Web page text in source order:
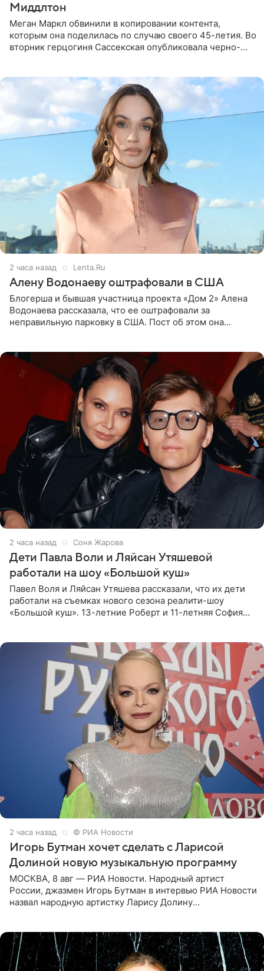
Миддлтон
Меган Маркл обвинили в копировании контента,
которым она поделилась по случаю своего 45-летия. Во
вторник герцогиня Сассекская опубликовала черно-
2 часа назад Lenta.Ru
Алену Водонаеву оштрафовали в США
Блогерша и бывшая участница проекта «Дом 2» Алена
Водонаева рассказала, что ее оштрафовали за
неправильную парковку в США. Пост об этом она
2 часа назад Соня Жарова
Дети Павла Воли и Ляйсан Утяшевой
работали на шоу «Большой куш»
Павел Воля и Ляйсан Утяшева рассказали, что их дети
работали на съемках нового сезона реалити-шоу
«Большой куш». 13-летние Роберт и 11-летняя София
2 часа назад © РИА Новости
Игорь Бутман хочет сделать с Ларисой
Долиной новую музыкальную программу
МОСКВА, 8 авг — РИА Новости. Народный артист
России, джазмен Игорь Бутман в интервью РИА Новости
назвал народную артистку Ларису Долину